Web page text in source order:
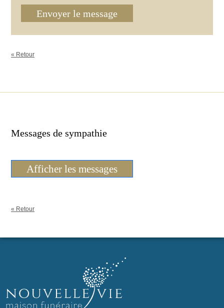
Envoyer le message
« Retour
Messages de sympathie
Afficher les messages
« Retour